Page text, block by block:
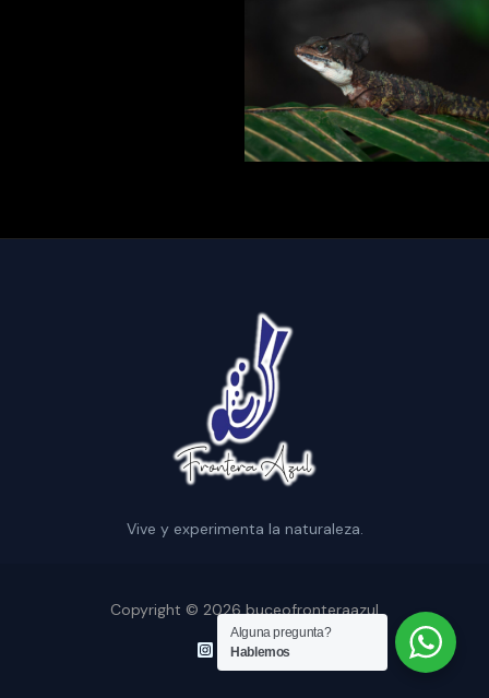
Vive y experimenta la naturaleza.
Copyright © 2026 buceofronteraazul
Alguna pregunta?
Hablemos